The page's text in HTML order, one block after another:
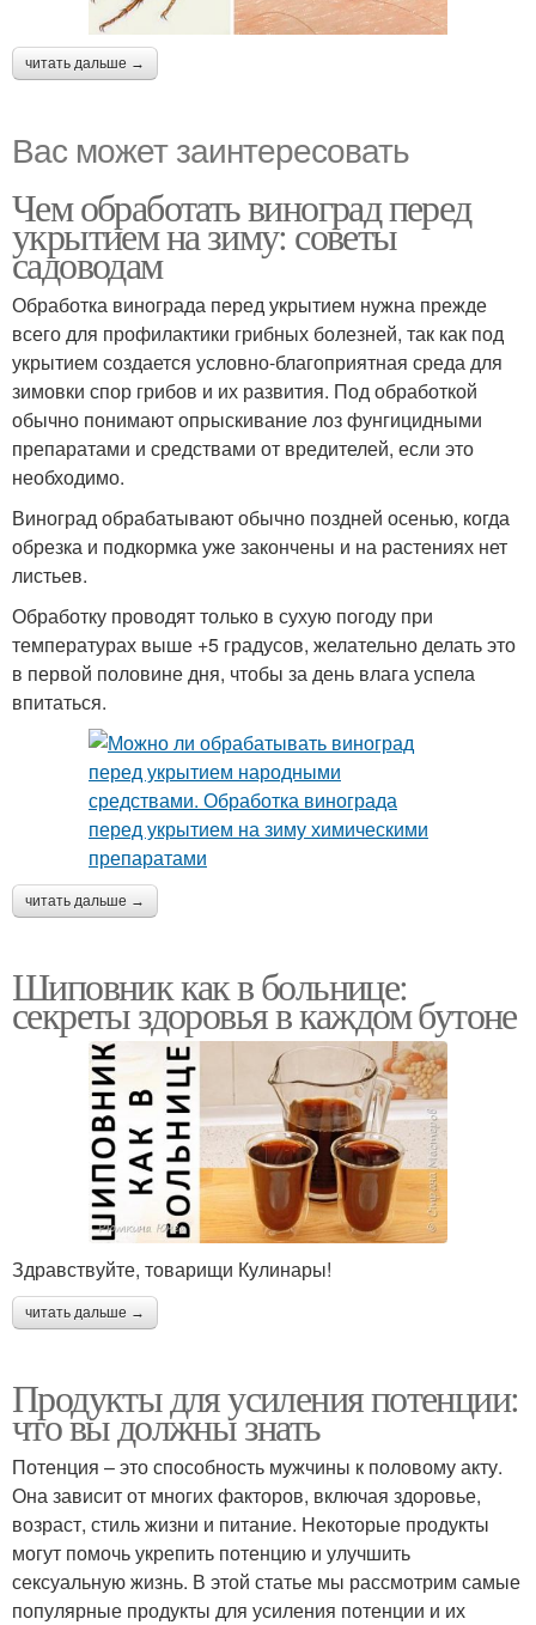
читать дальше →
Вас может заинтересовать
Чем обработать виноград перед
укрытием на зиму: советы
садоводам
Обработка винограда перед укрытием нужна прежде
всего для профилактики грибных болезней, так как под
укрытием создается условно-благоприятная среда для
зимовки спор грибов и их развития. Под обработкой
обычно понимают опрыскивание лоз фунгицидными
препаратами и средствами от вредителей, если это
необходимо.
Виноград обрабатывают обычно поздней осенью, когда
обрезка и подкормка уже закончены и на растениях нет
листьев.
Обработку проводят только в сухую погоду при
температурах выше +5 градусов, желательно делать это
в первой половине дня, чтобы за день влага успела
впитаться.
читать дальше →
Шиповник как в больнице:
секреты здоровья в каждом бутоне
Здравствуйте, товарищи Кулинары!
читать дальше →
Продукты для усиления потенции:
что вы должны знать
Потенция – это способность мужчины к половому акту.
Она зависит от многих факторов, включая здоровье,
возраст, стиль жизни и питание. Некоторые продукты
могут помочь укрепить потенцию и улучшить
сексуальную жизнь. В этой статье мы рассмотрим самые
популярные продукты для усиления потенции и их